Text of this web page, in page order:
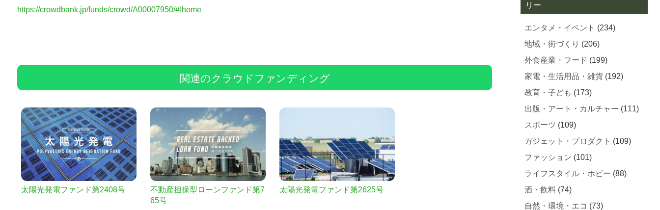
https://crowdbank.jp/funds/crowd/A00007950/#!home
関連のクラウドファンディング
太陽光発電ファンド第2408号
不動産担保型ローンファンド第7
65号
太陽光発電ファンド第2625号
リー
エンタメ・イベント (234)
地域・街づくり (206)
外食産業・フード (199)
家電・生活用品・雑貨 (192)
教育・子ども (173)
出版・アート・カルチャー (111)
スポーツ (109)
ガジェット・プロダクト (109)
ファッション (101)
ライフスタイル・ホビー (88)
酒・飲料 (74)
自然・環境・エコ (73)